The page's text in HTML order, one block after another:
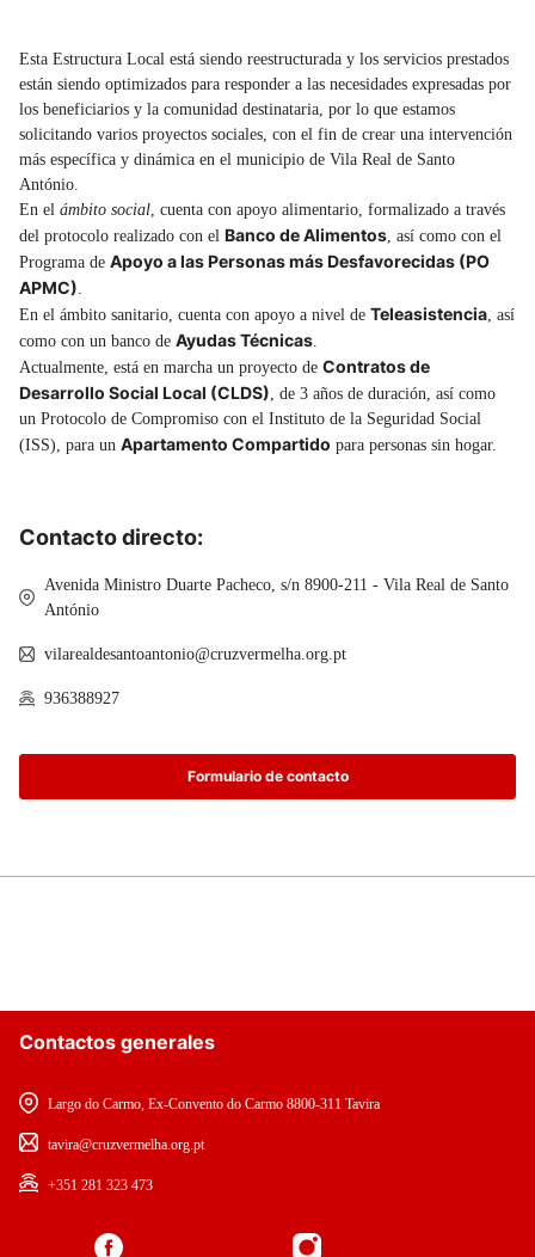
Esta Estructura Local está siendo reestructurada y los servicios prestados
están siendo optimizados para responder a las necesidades expresadas por
los beneficiarios y la comunidad destinataria, por lo que estamos
solicitando varios proyectos sociales, con el fin de crear una intervención
más específica y dinámica en el municipio de Vila Real de Santo
António.
En el ámbito social, cuenta con apoyo alimentario, formalizado a través
del protocolo realizado con el Banco de Alimentos, así como con el
Programa de Apoyo a las Personas más Desfavorecidas (PO
APMC).
En el ámbito sanitario, cuenta con apoyo a nivel de Teleasistencia, así
como con un banco de Ayudas Técnicas.
Actualmente, está en marcha un proyecto de Contratos de
Desarrollo Social Local (CLDS), de 3 años de duración, así como
un Protocolo de Compromiso con el Instituto de la Seguridad Social
(ISS), para un Apartamento Compartido para personas sin hogar.
Contacto directo:
Avenida Ministro Duarte Pacheco, s/n 8900-211 - Vila Real de Santo
António
vilarealdesantoantonio@cruzvermelha.org.pt
936388927
Formulario de contacto
Contactos generales
Largo do Carmo, Ex-Convento do Carmo 8800-311 Tavira
tavira@cruzvermelha.org.pt
+351 281 323 473